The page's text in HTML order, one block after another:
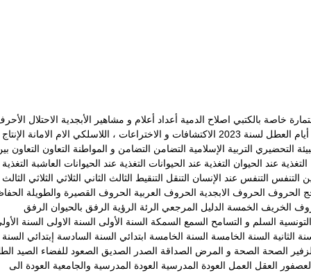
خاصة بالكتبي اصلاح الدمية أعداد أعلام و مشاهير الأبجدية الاحتلال
العطل لسنة 2023
الاكتشافات و الاختراعات ، اللاسلكي الام الامانة الإنتاج
التحضيري التربية الإسلامية التضامن التضامن و المواطنة التعاون التعاون
التغذية عند الحيوان التغذية عند الحيوانات التغذية عند الحيوانات العاشبة
التنفس التنفس عند الإنسان التنقل التنقيط الثالث الثاني الثلاثي الثلاثي الثالث
الحروف الحروف الابجدية الحروف العربية الحروف القصيرة والطويلة
الخريف الخمسة الدليل المرجعي الرئة الرؤية الرفق بالحيوان الرفق
السلم و التسامح السمع السمكة السنة الأولى السنة الاولى السنة
الثانية السنة الخامسة السنة الخامسة ابتدائي السنة السادسة إبتدائي السنة
الصحة الصحة و المرض الصداقة الصدر الصديق الصعود للفضاء الصيد
العقل العمل العودة المدرسية العودة المدرسية والجامعية العودة الى